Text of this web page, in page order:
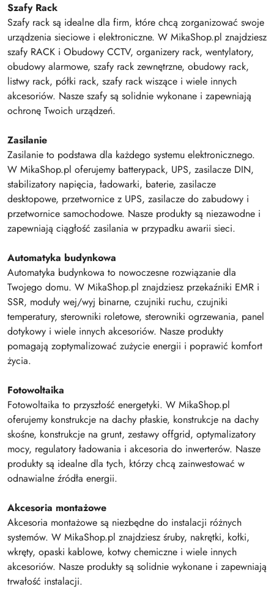
Szafy Rack
Szafy rack są idealne dla firm, które chcą zorganizować swoje
urządzenia sieciowe i elektroniczne. W MikaShop.pl znajdziesz
szafy RACK i Obudowy CCTV, organizery rack, wentylatory,
obudowy alarmowe, szafy rack zewnętrzne, obudowy rack,
listwy rack, półki rack, szafy rack wiszące i wiele innych
akcesoriów. Nasze szafy są solidnie wykonane i zapewniają
ochronę Twoich urządzeń.
Zasilanie
Zasilanie to podstawa dla każdego systemu elektronicznego.
W MikaShop.pl oferujemy batterypack, UPS, zasilacze DIN,
stabilizatory napięcia, ładowarki, baterie, zasilacze
desktopowe, przetwornice z UPS, zasilacze do zabudowy i
przetwornice samochodowe. Nasze produkty są niezawodne i
zapewniają ciągłość zasilania w przypadku awarii sieci.
Automatyka budynkowa
Automatyka budynkowa to nowoczesne rozwiązanie dla
Twojego domu. W MikaShop.pl znajdziesz przekaźniki EMR i
SSR, moduły wej/wyj binarne, czujniki ruchu, czujniki
temperatury, sterowniki roletowe, sterowniki ogrzewania, panel
dotykowy i wiele innych akcesoriów. Nasze produkty
pomagają zoptymalizować zużycie energii i poprawić komfort
życia.
Fotowoltaika
Fotowoltaika to przyszłość energetyki. W MikaShop.pl
oferujemy konstrukcje na dachy płaskie, konstrukcje na dachy
skośne, konstrukcje na grunt, zestawy offgrid, optymalizatory
mocy, regulatory ładowania i akcesoria do inwerterów. Nasze
produkty są idealne dla tych, którzy chcą zainwestować w
odnawialne źródła energii.
Akcesoria montażowe
Akcesoria montażowe są niezbędne do instalacji różnych
systemów. W MikaShop.pl znajdziesz śruby, nakrętki, kołki,
wkręty, opaski kablowe, kotwy chemiczne i wiele innych
akcesoriów. Nasze produkty są solidnie wykonane i zapewniają
trwałość instalacji.